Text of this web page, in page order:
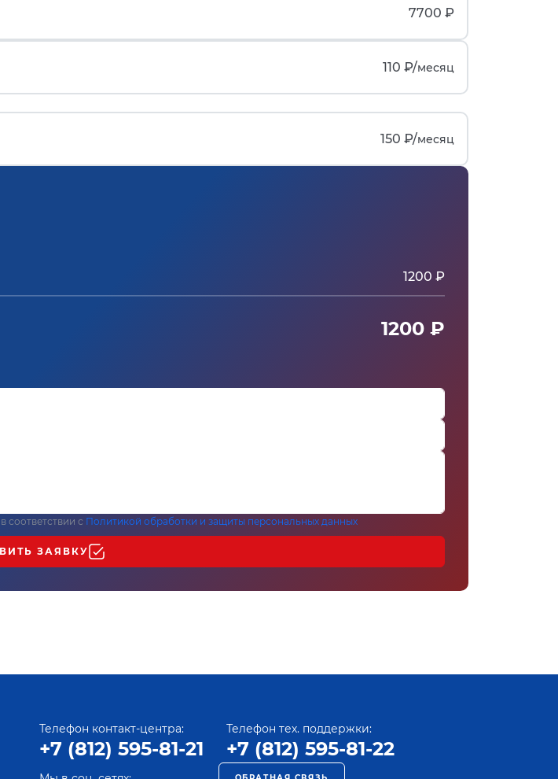
7700 ₽
110 ₽/месяц
150 ₽/месяц
1200 ₽
1200 ₽
в соответствии с Политикой обработки и защиты персональных данных
ЗАЯВКУ
Телефон контакт-центра:
+7 (812) 595-81-21
Телефон тех. поддержки:
+7 (812) 595-81-22